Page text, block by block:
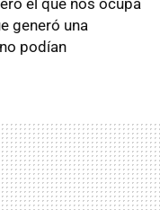
el que nos ocupa
generó una
podían